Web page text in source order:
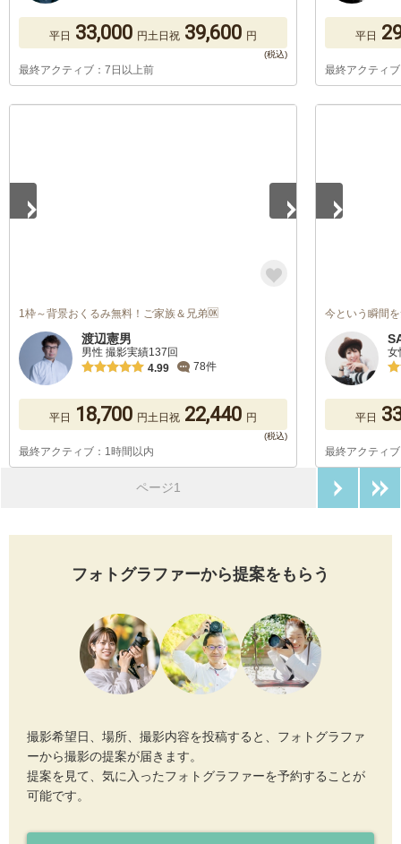
平日 33,000 円土日祝 39,600 円
最終アクティブ：7日以上前
平日
最終アクティ
1枠～背景おくるみ無料！ご家族＆兄弟🆗
渡辺憲男
男性 撮影実績137回
4.99
78件
平日 18,700 円土日祝 22,440 円
最終アクティブ：1時間以内
今という瞬間
女
平日
最終アクティ
ページ1
フォトグラファーから提案をもらう
撮影希望日、場所、撮影内容を投稿すると、フォトグラファ
ーから撮影の提案が届きます。
提案を見て、気に入ったフォトグラファーを予約することが
可能です。